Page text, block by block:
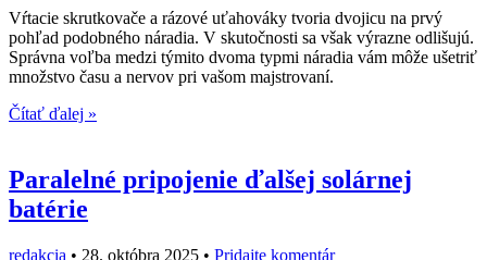
Vŕtacie skrutkovače a rázové uťahováky tvoria dvojicu na prvý
pohľad podobného náradia. V skutočnosti sa však výrazne odlišujú.
Správna voľba medzi týmito dvoma typmi náradia vám môže ušetriť
množstvo času a nervov pri vašom majstrovaní.
Čítať ďalej »
Paralelné pripojenie ďalšej solárnej
batérie
redakcia • 28. októbra 2025 • Pridajte komentár